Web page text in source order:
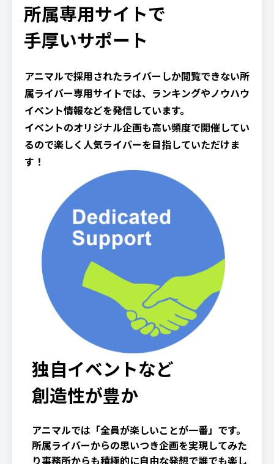
所属専用サイトで
手厚いサポート
アニマルで採用されたライバーしか閲覧できない所
属ライバー専用サイトでは、ランキングやノウハウ
イベント情報などを発信しています。
イベントのオリジナル企画も高い頻度で開催してい
るので楽しく人気ライバーを目指していただけま
す！
独自イベントなど
創造性が豊か
アニマルでは「全員が楽しいことが一番」です。
所属ライバーからの思いつき企画を実現してみた
り事務所からも積極的に自由な発想で誰でも楽し